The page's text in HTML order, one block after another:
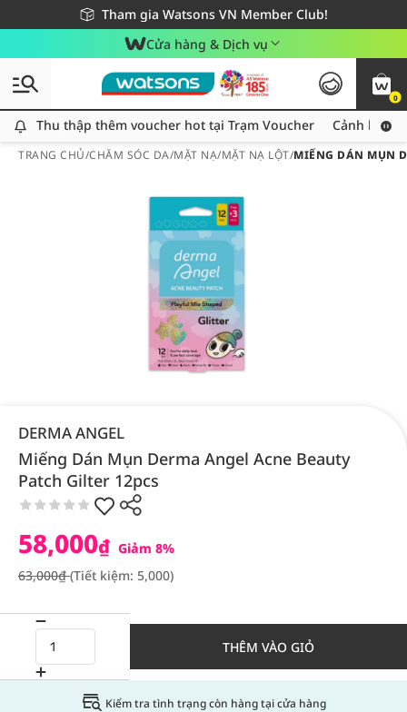
Tham gia Watsons VN Member Club!
Miễn phí giao hàng cho đơn hàng từ 249,000Đ
Giao hàng nhanh 24h - Áp dụng khu vực TP. Hồ Chí Minh
Cửa hàng & Dịch vụ
0
Thu thập thêm voucher hot tại Trạm Voucher
Thu thập thêm voucher hot tại Trạm Voucher Cảnh báo
TRANG CHỦ/CHĂM SÓC DA/MẶT NẠ/MẶT NẠ LỘT/MIẾNG DÁN MỤN
DERMA ANGEL
Miếng Dán Mụn Derma Angel Acne Beauty
Patch Gilter 12pcs
58,000₫ Giảm 8%
63,000₫(Tiết kiệm: 5,000)
THÊM VÀO GIỎ
Kiểm tra tình trạng còn hàng tại cửa hàng